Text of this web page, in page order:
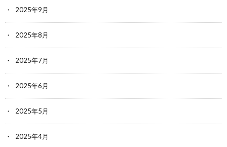
2025年9月
2025年8月
2025年7月
2025年6月
2025年5月
2025年4月